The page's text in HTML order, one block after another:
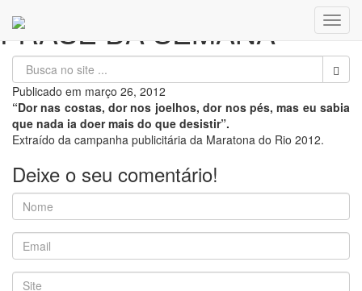
FRASE DA SEMANA
Publicado em março 26, 2012
“Dor nas costas, dor nos joelhos, dor nos pés, mas eu sabia
que nada ia doer mais do que desistir”.
Extraído da campanha publicitária da Maratona do Rio 2012.
Deixe o seu comentário!